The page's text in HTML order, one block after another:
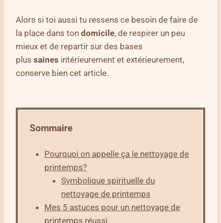
Alors si toi aussi tu ressens ce besoin de faire de
la place dans ton domicile, de respirer un peu
mieux et de repartir sur des bases
plus saines intérieurement et extérieurement,
conserve bien cet article.
Sommaire
Pourquoi on appelle ça le nettoyage de
printemps?
Symbolique spirituelle du
nettoyage de printemps
Mes 5 astuces pour un nettoyage de
printemps réussi